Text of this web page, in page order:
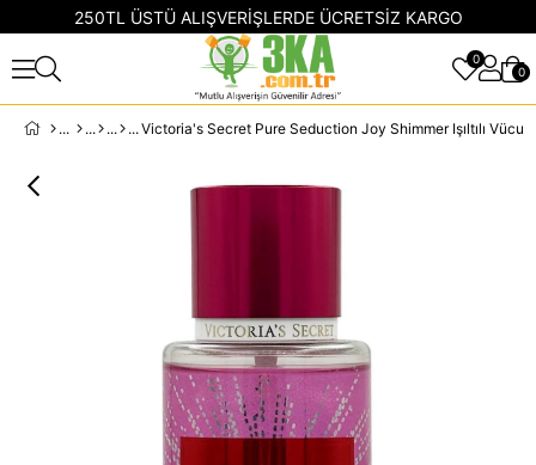
250TL ÜSTÜ ALIŞVERİŞLERDE ÜCRETSİZ KARGO
0
0